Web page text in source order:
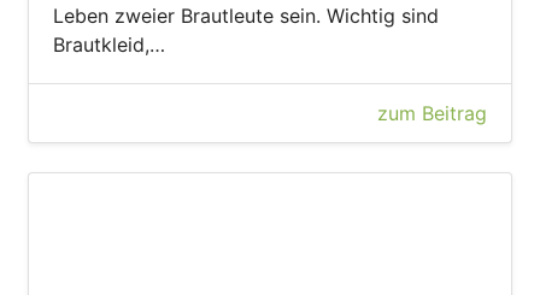
Leben zweier Brautleute sein. Wichtig sind
Brautkleid,…
zum Beitrag